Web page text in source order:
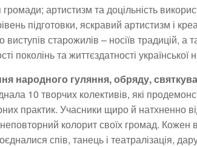
громади; артистизм та доцільність
підготовки, яскравий артистизм і
старожилів – носіїв традицій, а
поколінь та життєздатності
народного гуляння, обряду,
10 творчих колективів, які
практик. Учасники щиро й натхненно
колорит своїх громад.
спів, танець і театралізація,